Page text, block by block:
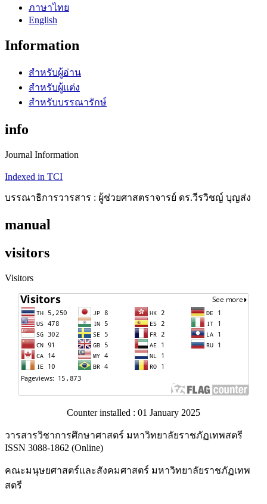
ภาษาไทย
English
Information
สำหรับผู้อ่าน
สำหรับผู้แต่ง
สำหรับบรรณารักษ์
info
Journal Information
Indexed in TCI
บรรณาธิการวารสาร : ผู้ช่วยศาสตราจารย์ ดร.วีรวิชญ์ บุญส่ง
manual
visitors
Visitors
Counter installed : 01 January 2025
วารสารวิชาการศึกษาศาสตร์ มหาวิทยาลัยราชภัฏเทพสตรี
ISSN 3088-1862 (Online)
คณะมนุษยศาสตร์และสังคมศาสตร์ มหาวิทยาลัยราชภัฏเทพ
สตรี